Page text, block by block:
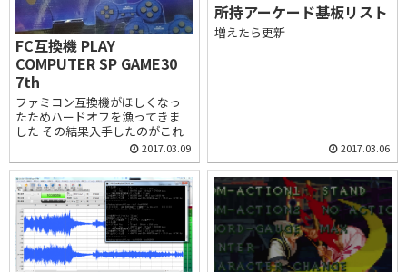
FC互換機 PLAY
COMPUTER SP GAME30
7th
ファミコン互換機がほしくなっ
たためハードオフを漁ってきま
した その結果入手したのがこれ
2017.03.09
所持アーケード基板リスト
増えたら更新
2017.03.06